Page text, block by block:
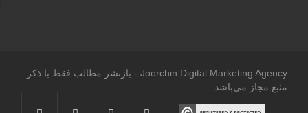
Joorchin Digital Marketing Agency - بازنشر مطالب فقط با ذکر
منبع مجاز می‌باشد